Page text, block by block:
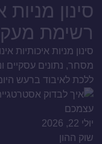
סינון מניות
רשימת
סינון מניות איכותיות
מסחר, נתונים עסקיים
ללכת לאיבוד ברעש
יולי 22, 2026
שוק ההון